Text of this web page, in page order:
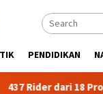
PENDIDIKAN
dari 18 Provinsi